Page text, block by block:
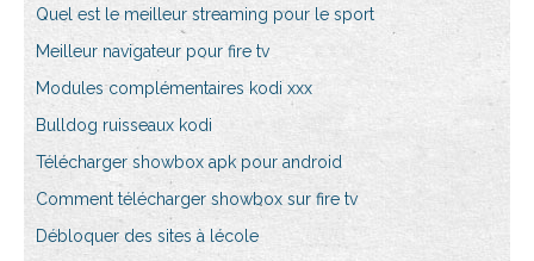
Quel est le meilleur streaming pour le sport
Meilleur navigateur pour fire tv
Modules complémentaires kodi xxx
Bulldog ruisseaux kodi
Télécharger showbox apk pour android
Comment télécharger showbox sur fire tv
Débloquer des sites à lécole